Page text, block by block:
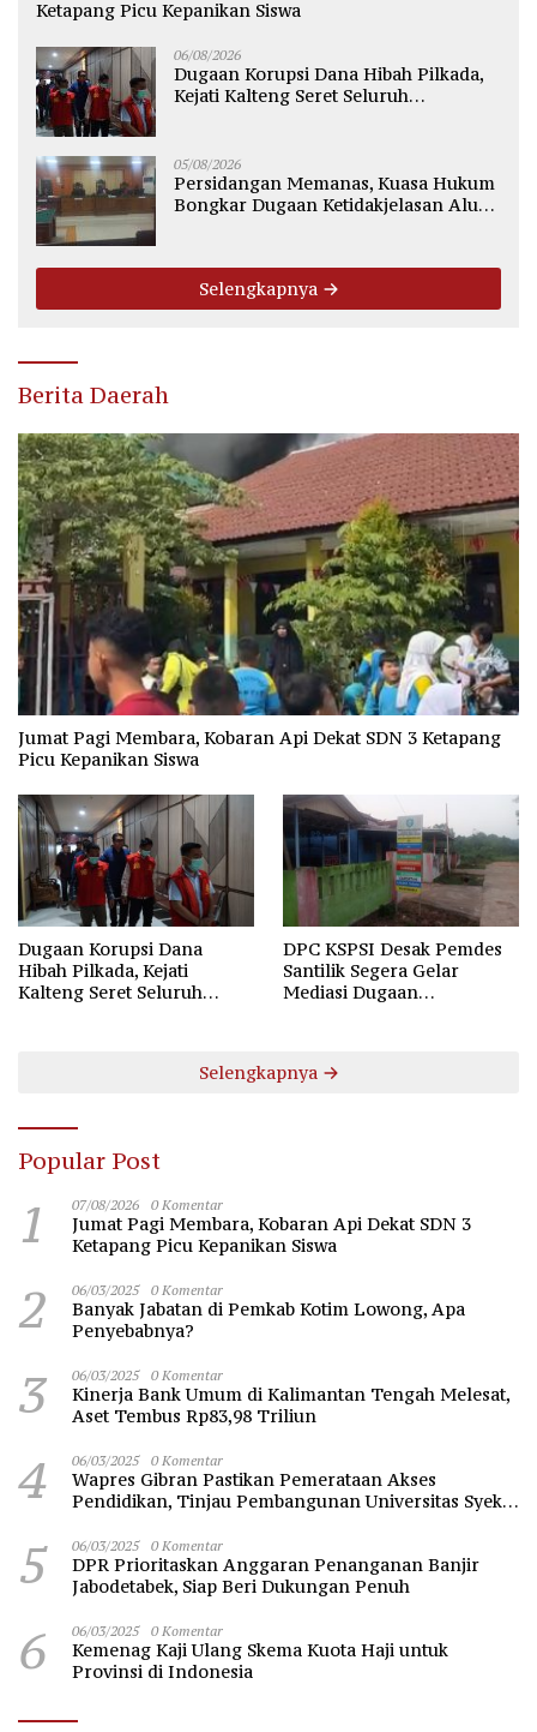
Ketapang Picu Kepanikan Siswa
06/08/2026
Dugaan Korupsi Dana Hibah Pilkada,
Kejati Kalteng Seret Seluruh
05/08/2026
Persidangan Memanas, Kuasa Hukum
Bongkar Dugaan Ketidakjelasan Alur
Selengkapnya
Berita Daerah
Jumat Pagi Membara, Kobaran Api Dekat SDN 3 Ketapang
Picu Kepanikan Siswa
Dugaan Korupsi Dana
Hibah Pilkada, Kejati
Kalteng Seret Seluruh
DPC KSPSI Desak Pemdes
Santilik Segera Gelar
Mediasi Dugaan
Selengkapnya
Popular Post
1 07/08/2026 0 Komentar
Jumat Pagi Membara, Kobaran Api Dekat SDN 3
Ketapang Picu Kepanikan Siswa
2 06/03/2025 0 Komentar
Banyak Jabatan di Pemkab Kotim Lowong, Apa
Penyebabnya?
3 06/03/2025 0 Komentar
Kinerja Bank Umum di Kalimantan Tengah Melesat,
Aset Tembus Rp83,98 Triliun
4 06/03/2025 0 Komentar
Wapres Gibran Pastikan Pemerataan Akses
Pendidikan, Tinjau Pembangunan Universitas Syekh
5 06/03/2025 0 Komentar
DPR Prioritaskan Anggaran Penanganan Banjir
Jabodetabek, Siap Beri Dukungan Penuh
6 06/03/2025 0 Komentar
Kemenag Kaji Ulang Skema Kuota Haji untuk
Provinsi di Indonesia